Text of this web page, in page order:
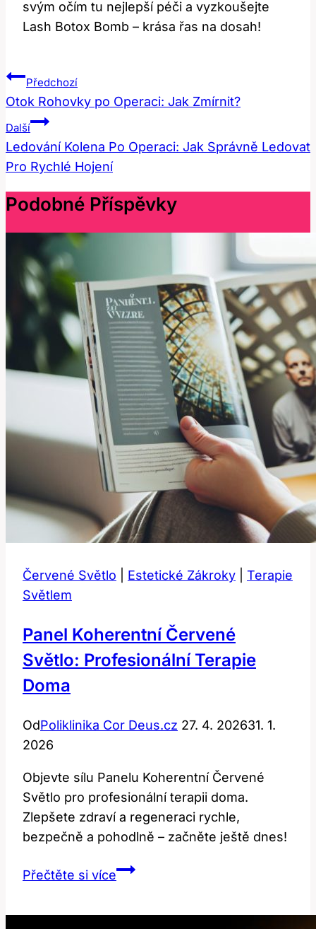
svým očím tu nejlepší péči a vyzkoušejte
Lash Botox Bomb – krása řas na dosah!
Navigace
Pro
Příspěvek
Předchozí
Otok Rohovky po Operaci: Jak Zmírnit?
Další
Ledování Kolena Po Operaci: Jak Správně Ledovat
Pro Rychlé Hojení
Podobné Příspěvky
Červené Světlo Estetické Zákroky
Terapie
Světlem
Panel Koherentní Červené
Světlo: Profesionální Terapie
Doma
OdPoliklinika Cor Deus.cz 27. 4. 202631. 1.
2026
Objevte sílu Panelu Koherentní Červené
Světlo pro profesionální terapii doma.
Zlepšete zdraví a regeneraci rychle,
bezpečně a pohodlně – začněte ještě dnes!
Přečtěte si vícePanel